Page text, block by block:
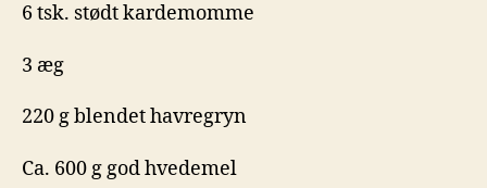
6 tsk. stødt kardemomme
3 æg
220 g blendet havregryn
Ca. 600 g god hvedemel